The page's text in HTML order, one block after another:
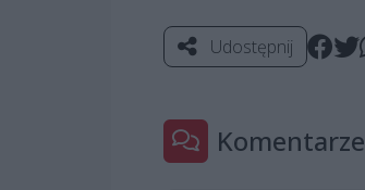
Udostępnij
Komentarze